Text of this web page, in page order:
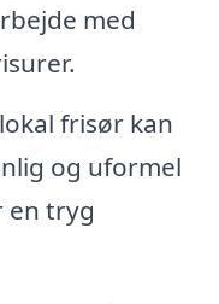
med
frisør kan
og uformel
en tryg